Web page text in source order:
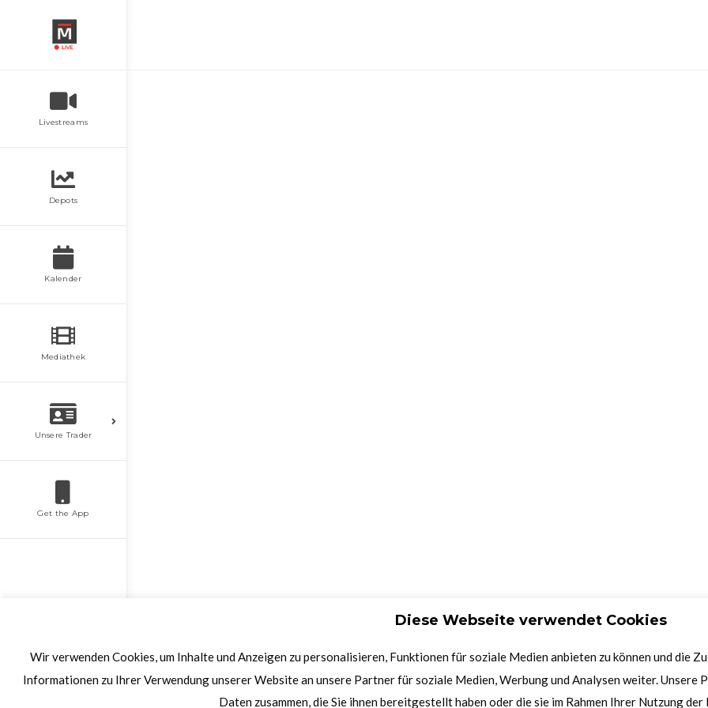
Livestreams
Depots
Kalender
Mediathek
Unsere Trader
Get the App
Diese Webseite verwendet Cookies
Wir verwenden Cookies, um Inhalte und Anzeigen zu personalisieren, Funktionen für soziale Medien anbieten zu können und die
Informationen zu Ihrer Verwendung unserer Website an unsere Partner für soziale Medien, Werbung und Analysen weiter.
Daten zusammen, die Sie ihnen bereitgestellt haben oder die sie im Rahmen Ihrer Nutzung